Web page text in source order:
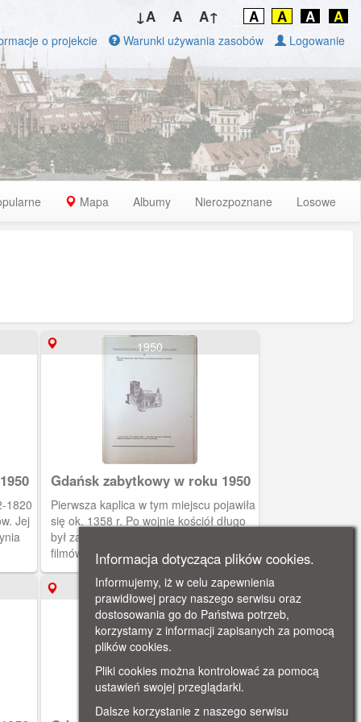
↓A A A↑ A A A A
o projekcie Warunki używania zasobów Logowanie
Mapa Albumy Nierozpoznane Losowe
1820
na
1950
Gdańsk zabytkowy w roku 1950
Pierwsza kaplica w tym miejscu pojawiła
się ok. 1358 r. Po wojnie kościół długo
był zaniedbany, stanowił scenerię do
filmów wojennych. Od początku lat 90.
XX wieku diecezja gdańska użytkuje
kościół w niedziele i święta. Znajduje się
tu centrum kultury. Zainstalowano
ogrzewanie podłogowe.
1950
Informacja dotycząca plików cookies.
Informujemy, iż w celu zapewnienia
prawidłowej pracy naszego serwisu oraz
dostosowania go do Państwa potrzeb,
korzystamy z informacji zapisanych za pomocą
plików cookies.
Pliki cookies można kontrolować za pomocą
ustawień swojej przeglądarki.
Dalsze korzystanie z naszego serwisu